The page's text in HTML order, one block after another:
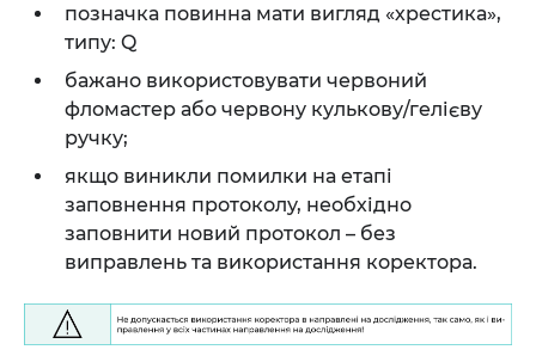
позначка повинна мати вигляд «хрестика»,
типу: Q
бажано використовувати червоний
фломастер або червону кулькову/гелієву
ручку;
якщо виникли помилки на етапі
заповнення протоколу, необхідно
заповнити новий протокол – без
виправлень та використання коректора.